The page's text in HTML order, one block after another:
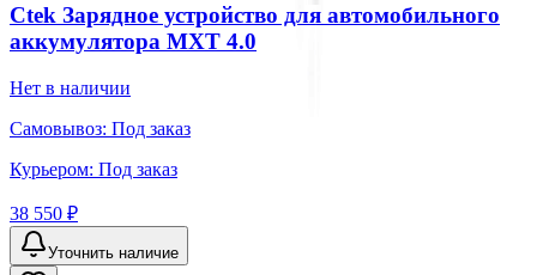
Ctek Зарядное устройство для автомобильного
аккумулятора MXT 4.0
Нет в наличии
Самовывоз: Под заказ
Курьером: Под заказ
38 550 ₽
Уточнить наличие